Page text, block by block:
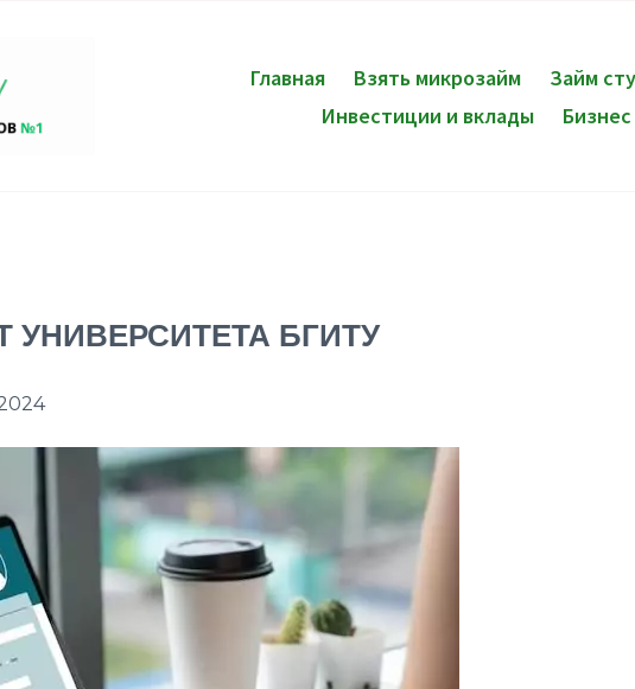
Главная Взять микрозайм Займ
Инвестиции и вклады
Бизнес
БГИТУ